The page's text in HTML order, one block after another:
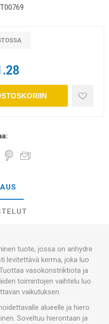
tuote, jossa on anhydre
levitettävä kerma, joka luo
vasokonstriktiota ja
toimintojen vaihtelu luo
vaikutuksen.
alueelle ja hiero
Soveltuu hierontaan ja